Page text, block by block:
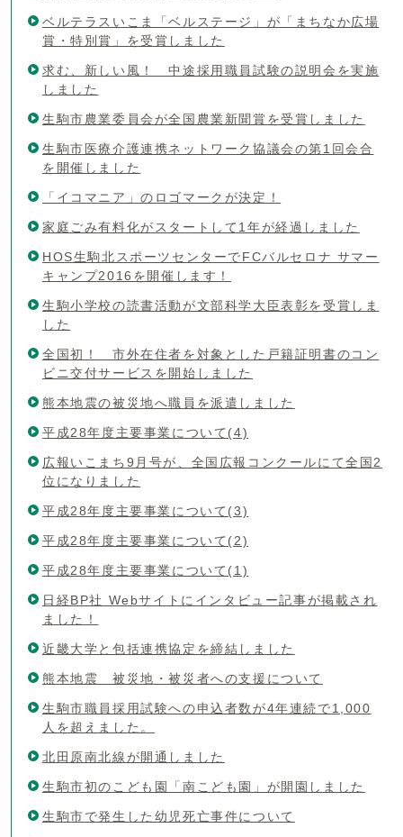
ベルテラスいこま「ベルステージ」が「まちなか広場
賞・特別賞」を受賞しました
求む、新しい風！ 中途採用職員試験の説明会を実施
しました
生駒市農業委員会が全国農業新聞賞を受賞しました
生駒市医療介護連携ネットワーク協議会の第1回会合
を開催しました
「イコマニア」のロゴマークが決定！
家庭ごみ有料化がスタートして1年が経過しました
HOS生駒北スポーツセンターでFCバルセロナ サマー
キャンプ2016を開催します！
生駒小学校の読書活動が文部科学大臣表彰を受賞しま
した
全国初！ 市外在住者を対象とした戸籍証明書のコン
ビニ交付サービスを開始しました
熊本地震の被災地へ職員を派遣しました
平成28年度主要事業について(4)
広報いこまち9月号が、全国広報コンクールにて全国2
位になりました
平成28年度主要事業について(3)
平成28年度主要事業について(2)
平成28年度主要事業について(1)
日経BP社 Webサイトにインタビュー記事が掲載され
ました！
近畿大学と包括連携協定を締結しました
熊本地震 被災地・被災者への支援について
生駒市職員採用試験への申込者数が4年連続で1,000
人を超えました。
北田原南北線が開通しました
生駒市初のこども園「南こども園」が開園しました
生駒市で発生した幼児死亡事件について